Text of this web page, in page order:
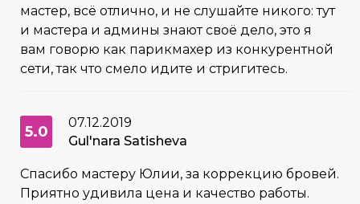
мастер, всё отлично, и не слушайте никого: тут
и мастера и админы знают своё дело, это я
вам говорю как парикмахер из конкурентной
сети, так что смело идите и стригитесь.
5.0
07.12.2019
Gul'nara Satisheva
Спасибо мастеру Юлии, за коррекцию бровей.
Приятно удивила цена и качество работы.